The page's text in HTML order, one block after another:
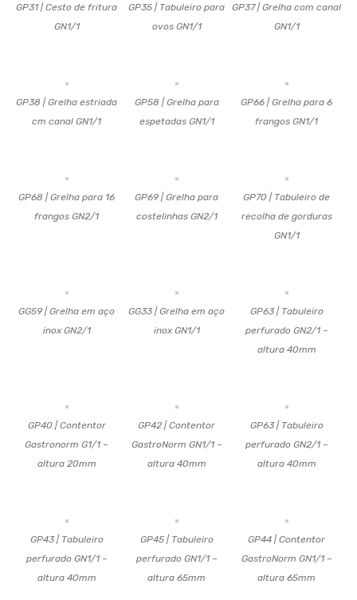
GP31 | Cesto de fritura
GN1/1
GP35 | Tabuleiro para
ovos GN1/1
GP37 | Grelha com canal
GN1/1
GP38 | Grelha estriada
cm canal GN1/1
GP58 | Grelha para
espetadas GN1/1
GP66 | Grelha para 6
frangos GN1/1
GP68 | Grelha para 16
frangos GN2/1
GP69 | Grelha para
costelinhas GN2/1
GP70 | Tabuleiro de
recolha de gorduras
GN1/1
GG59 | Grelha em aço
inox GN2/1
GG33 | Grelha em aço
inox GN1/1
GP63 | Tabuleiro
perfurado GN2/1 –
altura 40mm
GP40 | Contentor
Gastronorm G1/1 –
altura 20mm
GP42 | Contentor
GastroNorm GN1/1 –
altura 40mm
GP63 | Tabuleiro
perfurado GN2/1 –
altura 40mm
GP43 | Tabuleiro
perfurado GN1/1 –
altura 40mm
GP45 | Tabuleiro
perfurado GN1/1 –
altura 65mm
GP44 | Contentor
GastroNorm GN1/1 –
altura 65mm